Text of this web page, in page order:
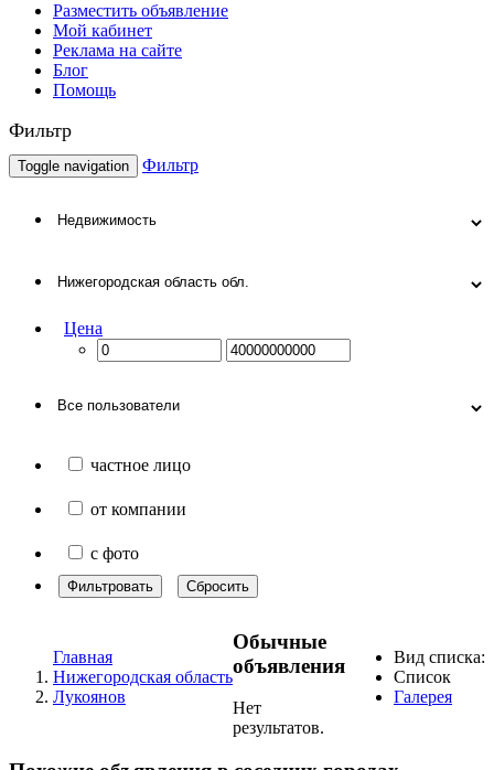
Разместить объявление
Мой кабинет
Реклама на сайте
Блог
Помощь
Фильтр
Toggle navigation Фильтр
Цена
частное лицо
от компании
с фото
Фильтровать Сбросить
Главная
Нижегородская область
Лукоянов
Вид списка:
Список
Галерея
Обычные
объявления
Нет
результатов.